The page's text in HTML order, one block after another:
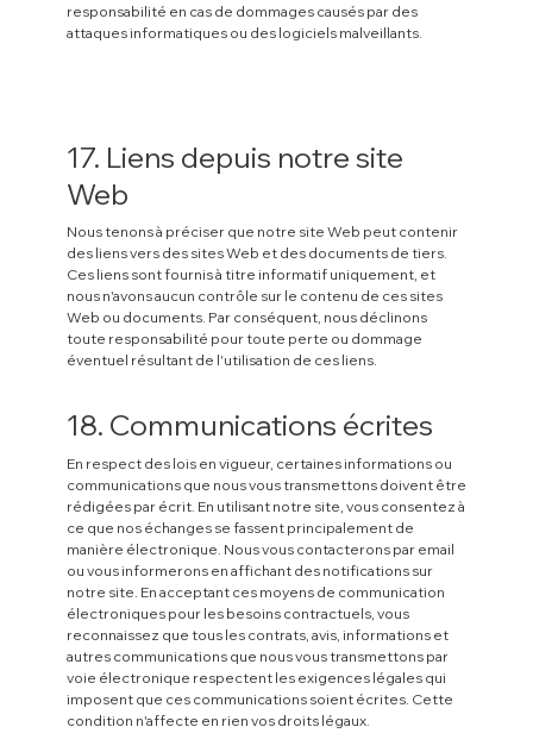
responsabilité en cas de dommages causés par des
attaques informatiques ou des logiciels malveillants.
17. Liens depuis notre site
Web
Nous tenons à préciser que notre site Web peut contenir
des liens vers des sites Web et des documents de tiers.
Ces liens sont fournis à titre informatif uniquement, et
nous n'avons aucun contrôle sur le contenu de ces sites
Web ou documents. Par conséquent, nous déclinons
toute responsabilité pour toute perte ou dommage
éventuel résultant de l'utilisation de ces liens.
18. Communications écrites
En respect des lois en vigueur, certaines informations ou
communications que nous vous transmettons doivent être
rédigées par écrit. En utilisant notre site, vous consentez à
ce que nos échanges se fassent principalement de
manière électronique. Nous vous contacterons par email
ou vous informerons en affichant des notifications sur
notre site. En acceptant ces moyens de communication
électroniques pour les besoins contractuels, vous
reconnaissez que tous les contrats, avis, informations et
autres communications que nous vous transmettons par
voie électronique respectent les exigences légales qui
imposent que ces communications soient écrites. Cette
condition n'affecte en rien vos droits légaux.